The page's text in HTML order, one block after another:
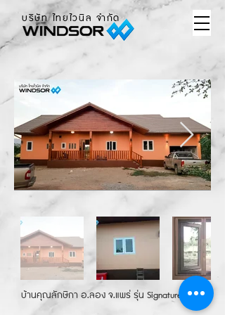
บริษัท ไทยไวนิล จำกัด
บ้านคุณลักษิกา อ.ลอง จ.แพร่ รุ่น Signature สีขาว